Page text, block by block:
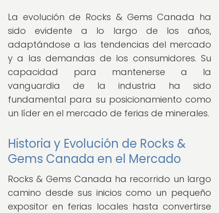
La evolución de Rocks & Gems Canada ha
sido evidente a lo largo de los años,
adaptándose a las tendencias del mercado
y a las demandas de los consumidores. Su
capacidad para mantenerse a la
vanguardia de la industria ha sido
fundamental para su posicionamiento como
un líder en el mercado de ferias de minerales.
Historia y Evolución de Rocks &
Gems Canada en el Mercado
Rocks & Gems Canada ha recorrido un largo
camino desde sus inicios como un pequeño
expositor en ferias locales hasta convertirse